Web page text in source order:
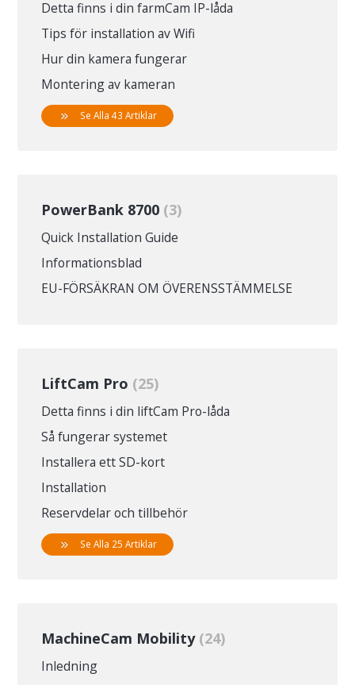
Detta finns i din farmCam IP-låda
Tips för installation av Wifi
Hur din kamera fungerar
Montering av kameran
Se Alla 43 Artiklar
PowerBank 8700 3
Quick Installation Guide
Informationsblad
EU-FÖRSÄKRAN OM ÖVERENSSTÄMMELSE
LiftCam Pro 25
Detta finns i din liftCam Pro-låda
Så fungerar systemet
Installera ett SD-kort
Installation
Reservdelar och tillbehör
Se Alla 25 Artiklar
MachineCam Mobility 24
Inledning